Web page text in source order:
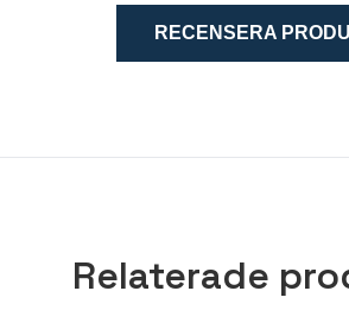
RECENSERA
Relaterade